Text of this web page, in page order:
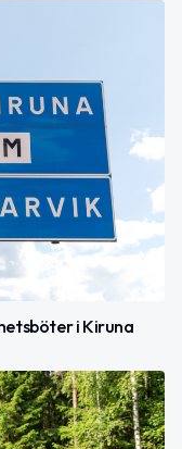
i Kiruna